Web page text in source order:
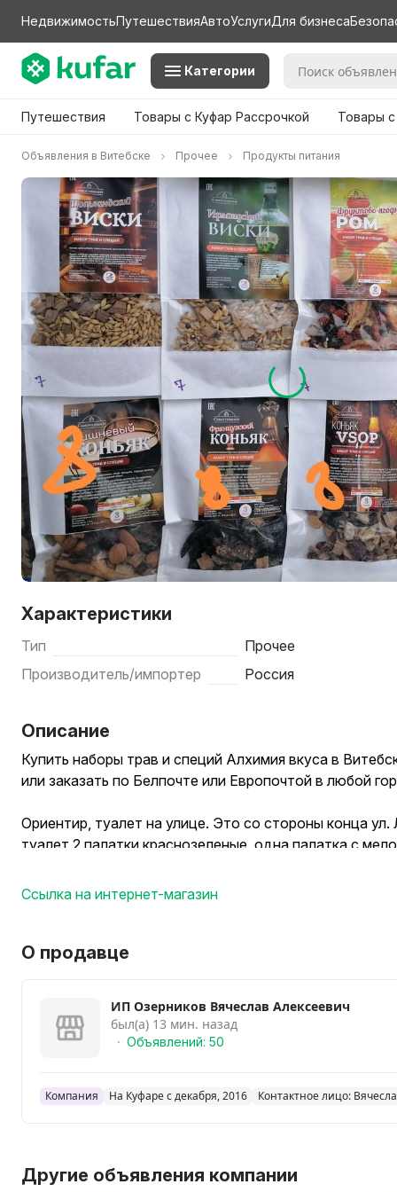
НедвижимостьПутешествияАвтоУслугиДля бизнеса
Категории
Путешествия Товары с Куфар Рассрочкой Товары
Объявления в Витебске Прочее Продукты питания
Характеристики
Тип
Прочее
Производитель/импортер
Россия
Описание
Купить наборы трав и специй Алхимия вкуса в
или заказать по Белпочте или Европочтой в любой
Ориентир, туалет на улице. Это со стороны конца
туалет 2 палатки краснозеленые, одна палатка с
Особенности:
позволяет не фильтровать готовый продукт после
бутылок с готовым напитком.
Все специи проходят мацерацию находясь внутри
пищевой промышленности, в частности в контакте
Ссылка на интернет-магазин
О продавце
ИП Озерников Вячеслав Алексеевич
был(а) 13 мин. назад
Объявлений: 50
Компания На Куфаре с декабря, 2016 Контактное лицо:
Другие объявления компании